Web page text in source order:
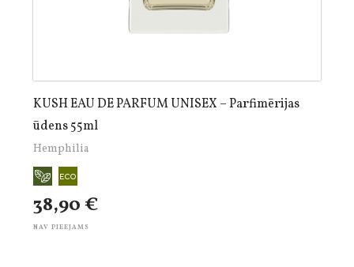
KUSH EAU DE PARFUM UNISEX – Parfimērijas
ūdens 55ml
Hemphilia
38,90 €
NAV PIEEJAMS